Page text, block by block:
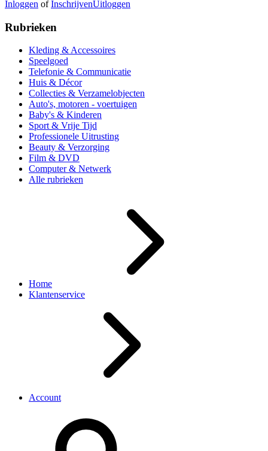
Inloggen ofInschrijvenUitloggen
Rubrieken
Kleding & Accessoires
Speelgoed
Telefonie & Communicatie
Huis & Décor
Collecties & Verzamelobjecten
Auto's, motoren - voertuigen
Baby's & Kinderen
Sport & Vrije Tijd
Professionele Uitrusting
Beauty & Verzorging
Film & DVD
Computer & Netwerk
Alle rubrieken
Home
Klantenservice
Account